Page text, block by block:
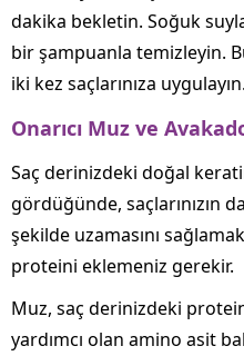
dakika bekletin. Soğuk
bir şampuanla temizleyin.
iki kez saçlarınıza uygulayın.
Onarıcı Muz ve
Saç derinizdeki doğal
gördüğünde, saçlarınızın
şekilde uzamasını
proteini eklemeniz gerekir.
Muz, saç derinizdeki
yardımcı olan amino asit